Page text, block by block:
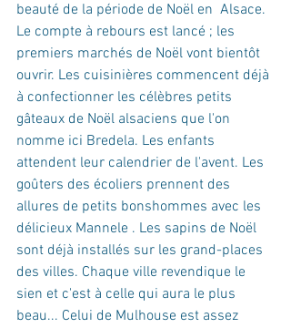
beauté de la période de Noël en  Alsace.
Le compte à rebours est lancé ; les
premiers marchés de Noël vont bientôt
ouvrir. Les cuisinières commencent déjà
à confectionner les célèbres petits
gâteaux de Noël alsaciens que l'on
nomme ici Bredela. Les enfants
attendent leur calendrier de l'avent. Les
goûters des écoliers prennent des
allures de petits bonshommes avec les
délicieux Mannele . Les sapins de Noël
sont déjà installés sur les grand-places
des villes. Chaque ville revendique le
sien et c'est à celle qui aura le plus
beau... Celui de Mulhouse est assez